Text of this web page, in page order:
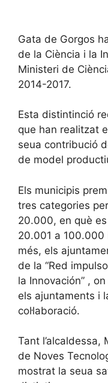
Gata de Gorgos
de la Ciència i la
Ministeri de
2014-2017.
Esta distintinció
que han realitzat
seua contribució
de model
Els municipis
tres categories
20.000, en què
20.001 a 100.000
més, els
de la “Red
la Innovación” ,
els ajuntaments i
col·laboració.
Tant l’alcaldessa,
de Noves
mostrat la seua